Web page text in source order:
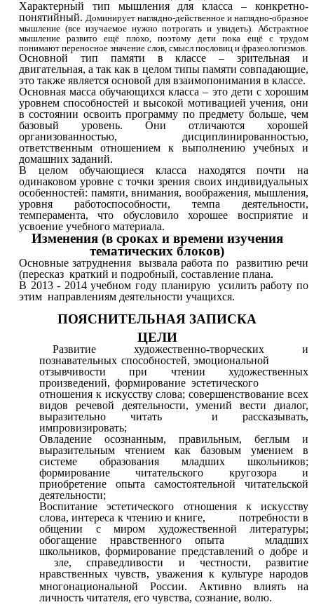
Характерный тип мышления для класса – конкретно-
понятийный. Доминирует наглядно-действенное и наглядно-образное
мышление (все изучаемое нужно потрогать и увидеть). Абстрактное
мышление развито ещё плохо, поэтому дети пока ещё с трудом
понимают переносное значение слов, смысл пословиц и фразеологизмов.
Основной тип памяти в классе – зрительная и
двигательная,а так как в целом типы памяти совпадающие,
это также является основой для взаимопонимания в классе.
Основная масса обучающихся класса – это дети с хорошим
уровнем способностей и высокой мотивацией учения, они
в состоянии освоить программу по предмету больше, чем
базовый уровень. Они отличаются хорошей
организованностью, дисциплинированностью,
ответственным отношением к выполнению учебных и
домашних заданий.
В целом обучающиеся класса находятся почти на
одинаковом уровне с точки зрения своих индивидуальных
особенностей: памяти, внимания, воображения, мышления,
уровня работоспособности, темпа деятельности,
темперамента, что обусловило хорошее восприятие и
усвоение учебного материала.
Изменения (в сроках и времени изучения
тематических блоков)
Основные затруднения вызвала работа по развитию речи
(пересказ краткий и подробный, составление плана.
В 2013 - 2014 учебном году планирую усилить работу по
этим направлениям деятельности учащихся.
ПОЯСНИТЕЛЬНАЯ ЗАПИСКА
ЦЕЛИ
Развитие
художественно-творческих и
познавательных способностей, эмоциональной
отзывчивости при чтении художественных
произведений, формирование эстетического
отношения к искусству слова; совершенствование всех
видов речевой деятельности, умений вести диалог,
выразительно читать и рассказывать,
импровизировать;
Овладение
осознанным, правильным, беглым и
выразительным чтением как базовым умением в
системе образования младших школьников;
формирование читательского кругозора и
приобретение опыта самостоятельной читательской
деятельности;
Воспитание
эстетического отношения к искусству
слова, интереса к чтению и книге, потребности в
общении с миром художественной литературы;
обогащение нравственного опыта младших
школьников, формирование представлений о добре и
зле, справедливости и честности, развитие
нравственных чувств, уважения к культуре народов
многонациональной России.
Активно влиять на
личность читателя, его чувства, сознание, волю.